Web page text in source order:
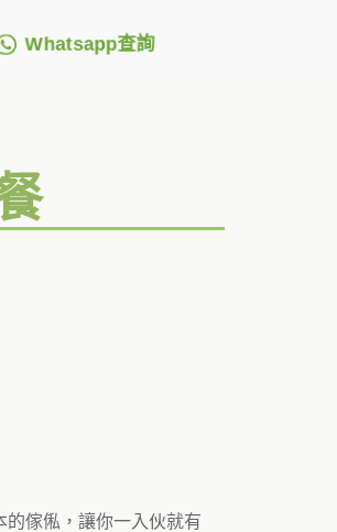
Whatsapp查詢
傢俬，讓你一入伙就有